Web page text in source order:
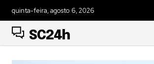
quinta-feira, agosto 6, 2026
SC24h